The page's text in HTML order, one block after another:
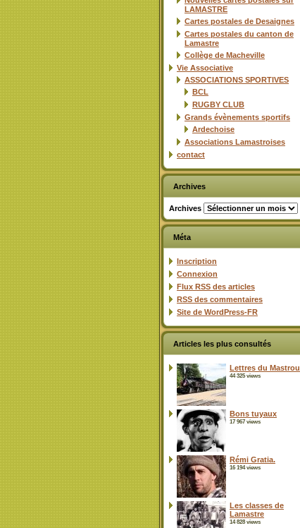
LAMASTRE
Cartes postales de Desaignes
Cartes postales du canton de
Lamastre
Collège de Macheville
Vie Associative
ASSOCIATIONS SPORTIVES
BCL
RUGBY CLUB
Grands évènements sportifs
Ardechoise
Associations Lamastroises
contact
Archives
Archives
Méta
Inscription
Connexion
Flux RSS des articles
RSS des commentaires
Site de WordPress-FR
Articles les plus consultés
Lettres du Mastrou
44 325 views
Bons tuyaux
17 967 views
Rémi Gratia.
16 194 views
Les classes de
Lamastre
14 828 views